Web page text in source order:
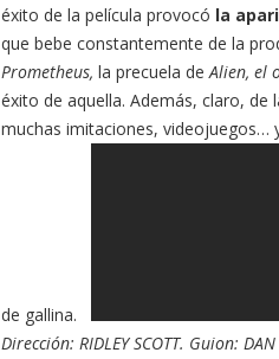
éxito de la película provocó la
que bebe constantemente de la
Prometheus, la precuela deAlien, el
éxito de aquella. Además, claro,
muchas imitaciones, videojuegos…
de gallina.
Dirección: RIDLEY SCOTT. Guion: